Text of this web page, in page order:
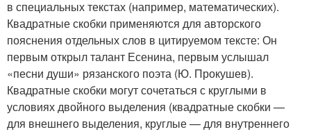
в специальных текстах (например, математических).
Квадратные скобки применяются для авторского
пояснения отдельных слов в цитируемом тексте: Он
первым открыл талант Есенина, первым услышал
«песни души» рязанского поэта (Ю. Прокушев).
Квадратные скобки могут сочетаться с круглыми в
условиях двойного выделения (квадратные скобки —
для внешнего выделения, круглые — для внутреннего